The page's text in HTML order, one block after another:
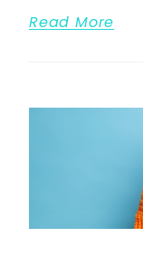
Read More